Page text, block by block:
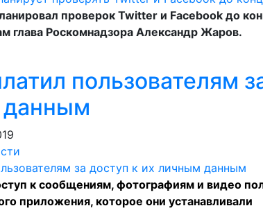
проверок Twitter и Facebook до
глава Роскомнадзора Александр Жаров.
пользователям
к сообщениям, фотографиям и видео
приложения, которое они устанавливали